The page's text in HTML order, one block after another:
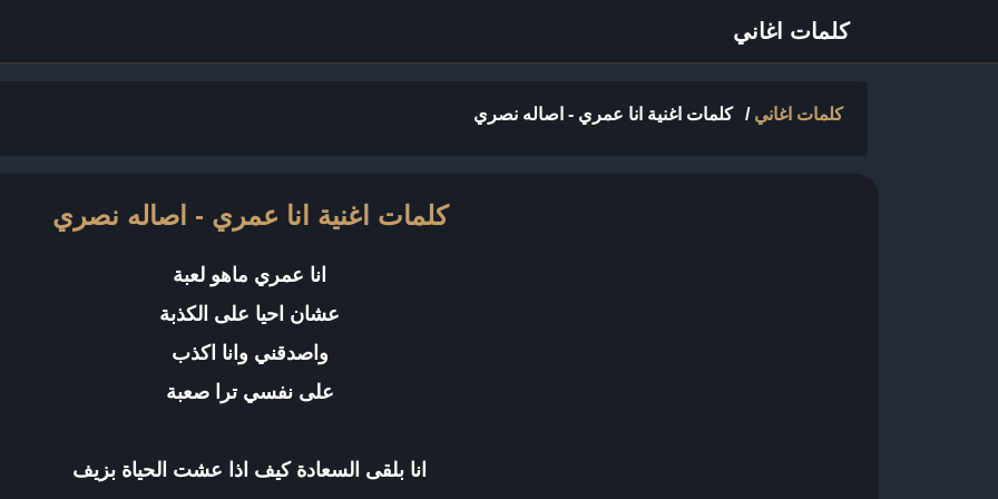
كلمات اغاني
كلمات اغاني/ كلمات اغنية انا عمري - اصاله نصري
كلمات اغنية انا عمري - اصاله نصري
انا عمري ماهو لعبة
عشان احيا على الكذبة
واصدقني وانا اكذب
على نفسي ترا صعبة
انا بلقى السعادة كيف اذا عشت الحياة بزيف